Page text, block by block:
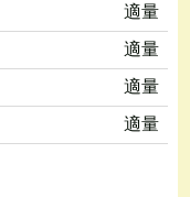
適量
適量
適量
適量